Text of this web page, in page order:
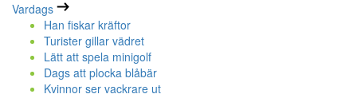
Vardags
Han fiskar kräftor
Turister gillar vädret
Lätt att spela minigolf
Dags att plocka blåbär
Kvinnor ser vackrare ut